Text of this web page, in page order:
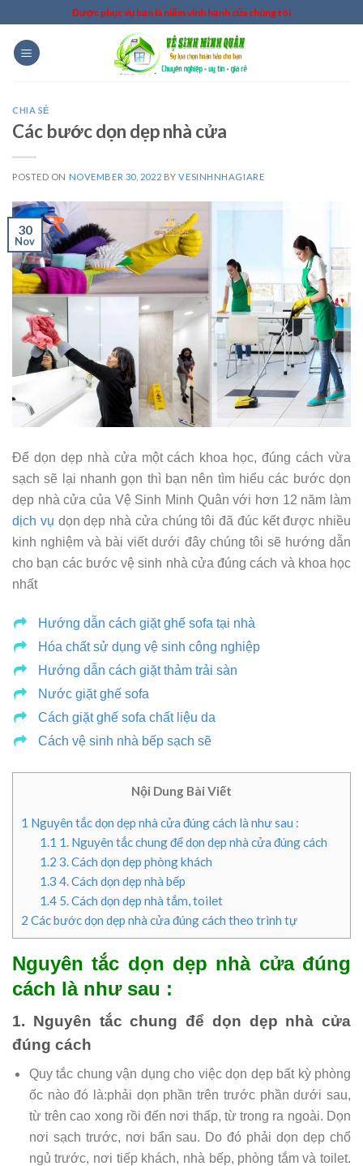
to
content
Được phục vụ bạn là niềm vinh hạnh của chúng tôi
CHIA SẺ
Các bước dọn dẹp nhà cửa
POSTED ON NOVEMBER 30, 2022 BYVESINHNHAGIARE
30
Nov
Để dọn dẹp nhà cửa một cách khoa học, đúng cách vừa
sạch sẽ lại nhanh gọn thì bạn nên tìm hiểu các bước dọn
dẹp nhà cửa của Vệ Sinh Minh Quân với hơn 12 năm làm
dịch vụ dọn dẹp nhà cửa chúng tôi đã đúc kết được nhiều
kinh nghiệm và bài viết dưới đây chúng tôi sẽ hướng dẫn
cho bạn các bước vệ sinh nhà cửa đúng cách và khoa học
nhất
Hướng dẫn cách giặt ghế sofa tại nhà
Hóa chất sử dụng vệ sinh công nghiệp
Hướng dẫn cách giặt thảm trải sàn
Nước giặt ghế sofa
Cách giặt ghế sofa chất liệu da
Cách vệ sinh nhà bếp sạch sẽ
Nội Dung Bài Viết
1 Nguyên tắc dọn dẹp nhà cửa đúng cách là như sau :
1.1 1. Nguyên tắc chung để dọn dẹp nhà cửa đúng cách
1.2 3. Cách dọn dẹp phòng khách
1.3 4. Cách dọn dẹp nhà bếp
1.45. Cách dọn dẹp nhà tắm, toilet
2 Các bước dọn dẹp nhà cửa đúng cách theo trình tự
Nguyên tắc dọn dẹp nhà cửa đúng
cách là như sau :
1. Nguyên tắc chung để dọn dẹp nhà cửa
đúng cách
Quy tắc chung vận dụng cho việc dọn dẹp bất kỳ phòng
ốc nào đó là:phải dọn phần trên trước phần dưới sau,
từ trên cao xong rồi đến nơi thấp, từ trong ra ngoài. Dọn
nơi sạch trước, nơi bẩn sau. Do đó phải dọn dẹp chổ
ngủ trước, nơi tiếp khách, nhà bếp, phòng tắm và toilet.